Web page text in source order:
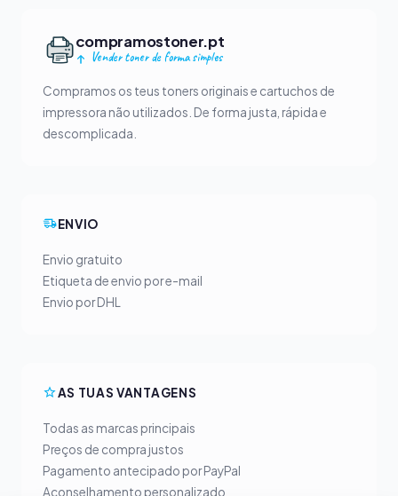
compramostoner.pt
Vender toner de forma simples
Compramos os teus toners originais e cartuchos de
impressora não utilizados. De forma justa, rápida e
descomplicada.
ENVIO
Envio gratuito
Etiqueta de envio por e-mail
Envio por DHL
AS TUAS VANTAGENS
Todas as marcas principais
Preços de compra justos
Pagamento antecipado por PayPal
Aconselhamento personalizado